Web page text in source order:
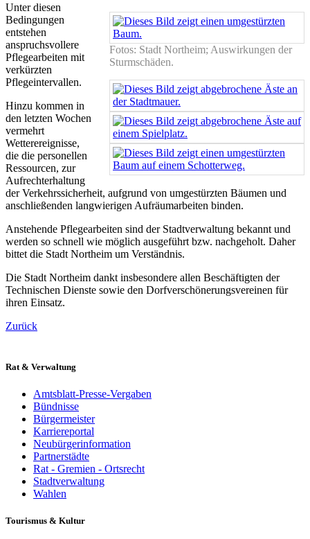
Fotos: Stadt Northeim; Auswirkungen der
Sturmschäden.
Unter diesen
Bedingungen
entstehen
anspruchsvollere
Pflegearbeiten mit
verkürzten
Pflegeintervallen.
Hinzu kommen in
den letzten Wochen
vermehrt
Wetterereignisse,
die die personellen
Ressourcen, zur
Aufrechterhaltung
der Verkehrssicherheit, aufgrund von umgestürzten Bäumen und
anschließenden langwierigen Aufräumarbeiten binden.
Anstehende Pflegearbeiten sind der Stadtverwaltung bekannt und
werden so schnell wie möglich ausgeführt bzw. nachgeholt. Daher
bittet die Stadt Northeim um Verständnis.
Die Stadt Northeim dankt insbesondere allen Beschäftigten der
Technischen Dienste sowie den Dorfverschönerungsvereinen für
ihren Einsatz.
Zurück
Rat & Verwaltung
Amtsblatt-Presse-Vergaben
Bündnisse
Bürgermeister
Karriereportal
Neubürgerinformation
Partnerstädte
Rat - Gremien - Ortsrecht
Stadtverwaltung
Wahlen
Tourismus & Kultur